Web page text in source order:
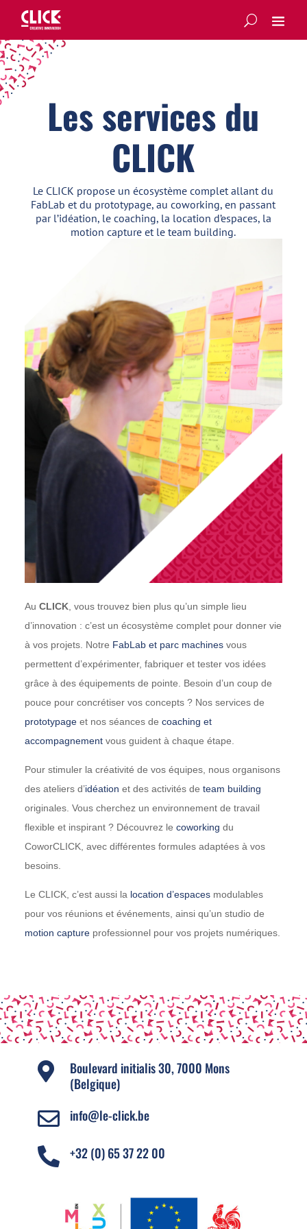
Les services du
CLICK
Le CLICK propose un écosystème complet allant du
FabLab et du prototypage, au coworking, en passant
par l’idéation, le coaching, la location d’espaces, la
motion capture et le team building.
Au CLICK, vous trouvez bien plus qu’un simple lieu
d’innovation : c’est un écosystème complet pour donner vie
à vos projets. Notre FabLab et parc machinesvous
permettent d’expérimenter, fabriquer et tester vos idées
grâce à des équipements de pointe. Besoin d’un coup de
pouce pour concrétiser vos concepts ? Nos services de
prototypageet nos séances de coaching et
accompagnementvous guident à chaque étape.
Pour stimuler la créativité de vos équipes, nous organisons
des ateliers d’idéation et des activités de team building
originales. Vous cherchez un environnement de travail
flexible et inspirant ? Découvrez le coworking du
CoworCLICK, avec différentes formules adaptées à vos
besoins.
Le CLICK, c’est aussi la location d’espacesmodulables
pour vos réunions et événements, ainsi qu’un studio de
motion captureprofessionnel pour vos projets numériques.

Boulevard initialis 30, 7000 Mons
(Belgique)
 info@le-click.be
 +32 (0) 65 37 22 00